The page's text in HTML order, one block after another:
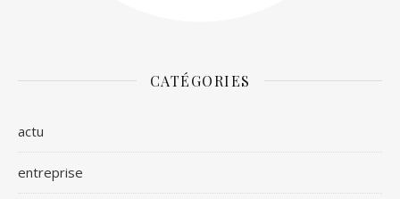
CATÉGORIES
actu
entreprise